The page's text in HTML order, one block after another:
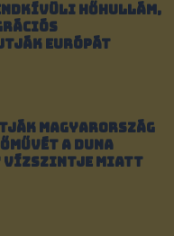
hőhullám,
Európát
Magyarország
a Duna
vízszintje miatt